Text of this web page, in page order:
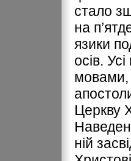
стало
на
язики
осів.
мовами,
Церкву
ній